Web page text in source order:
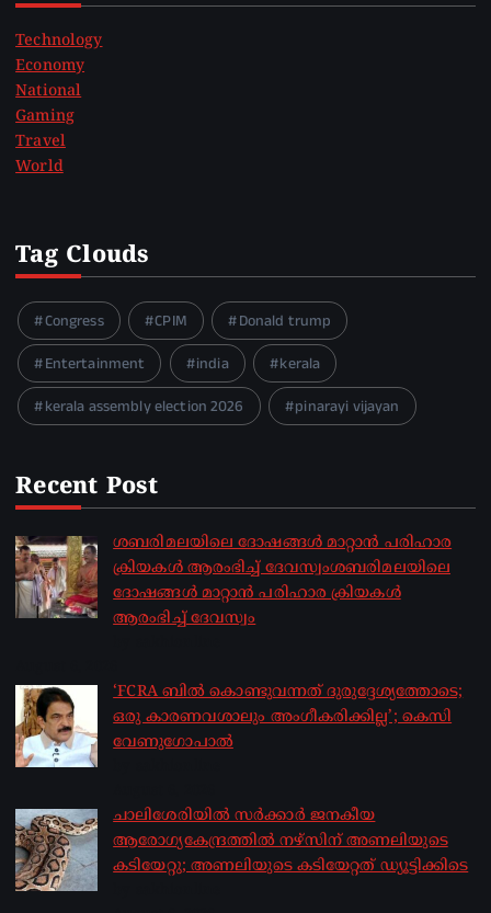
Technology
Economy
National
Gaming
Travel
World
Tag Clouds
Congress CPIM
Donald trump
Entertainment
india
kerala
kerala assembly election 2026
pinarayi vijayan
Recent Post
ശബരിമലയിലെ ദോഷങ്ങൾ മാറ്റാൻ പരിഹാര
ക്രിയകൾ ആരംഭിച്ച് ദേവസ്വംശബരിമലയിലെ
ദോഷങ്ങൾ മാറ്റാൻ പരിഹാര ക്രിയകൾ
ആരംഭിച്ച് ദേവസ്വം
‘FCRA ബിൽ കൊണ്ടുവന്നത് ദുരുദ്ദേശ്യത്തോടെ;
ഒരു കാരണവശാലും അം​ഗീകരിക്കില്ല’; കെസി
വേണു​ഗോപാൽ
ചാലിശേരിയില്‍ സര്‍ക്കാര്‍ ജനകീയ
ആരോഗ്യകേന്ദ്രത്തില്‍ നഴ്സിന് അണലിയുടെ
കടിയേറ്റു; അണലിയുടെ കടിയേറ്റത് ഡ്യൂട്ടിക്കിടെ